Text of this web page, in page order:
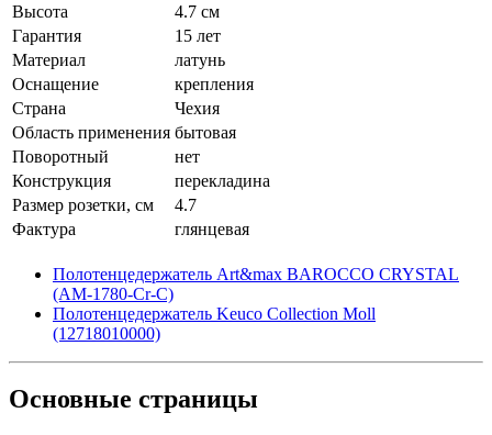
Высота
4.7 см
Гарантия
15 лет
Материал
латунь
Оснащение
крепления
Страна
Чехия
Область применения бытовая
Поворотный
нет
Конструкция
перекладина
Размер розетки, см
4.7
Фактура
глянцевая
Полотенцедержатель Art&max BAROCCO CRYSTAL
(AM-1780-Cr-C)
Полотенцедержатель Keuco Collection Moll
(12718010000)
Основные страницы